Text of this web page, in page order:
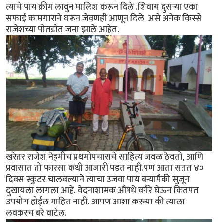
त्याचे पाय क्रीम लावुन मालिश करून दिले .शिवाय दुसऱ्या एका
सफाई कामगाराने घरून जेवणही आणून दिले. असे अनेक किस्से
राजेशच्या पोतडीत जमा झाले आहेत.
खरेतर राजेश नेहमीच प्रथमोपचाराचे साहित्य जवळ ठेवतो, आणि
प्रवासात तो फारसा कधी आजारी पडत नाही.पण आता सतत ४०
दिवस स्कुटर चालवल्याने त्याचा उजवा पाय बऱ्यापैकी सुजून
दुखायला लागला आहे. वेदनाशामक औषधे वगैरे घेऊन कितपत
उपयोग होईल माहित नाही. आपण आशा करुया की त्याला
लवकरच बरे वाटेल.